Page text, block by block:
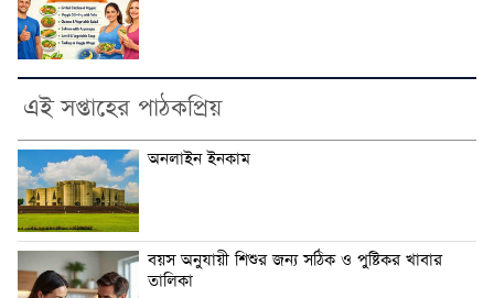
এই সপ্তাহের পাঠকপ্রিয়
অনলাইন ইনকাম
বয়স অনুযায়ী শিশুর জন্য সঠিক ও পুষ্টিকর খাবার
তালিকা